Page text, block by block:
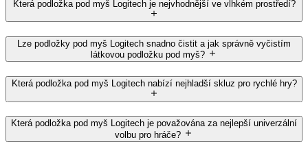
Která podložka pod myš Logitech je nejvhodnější ve vlhkém prostředí?
Lze podložky pod myš Logitech snadno čistit a jak správně vyčistím
látkovou podložku pod myš?
Která podložka pod myš Logitech nabízí nejhladší skluz pro rychlé hry?
Která podložka pod myš Logitech je považována za nejlepší univerzální
volbu pro hráče?